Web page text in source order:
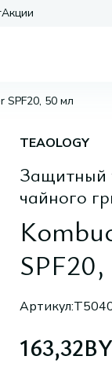
Акции
SPF20, 50 мл
TEAOLOGY
Защитный
чайного
Артикул:
163,32